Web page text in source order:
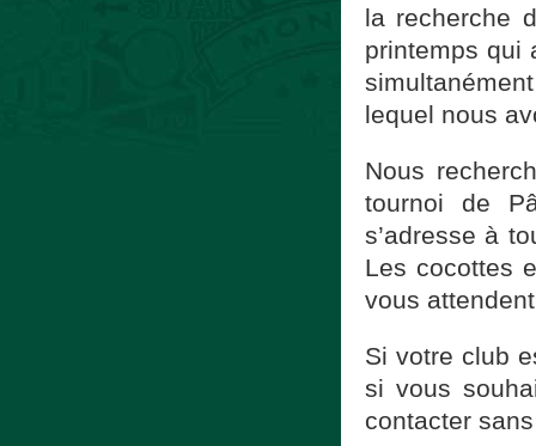
la recherche
printemps qui
lequel nous
Nous
tournoi de
s’adresse à
Les cocottes
vous
Si votre club
si vous
contacter